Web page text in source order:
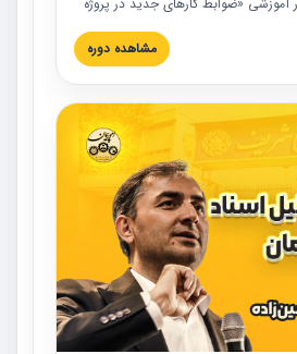
تخلفات و راه حل ها با نگرش قراردادی
شرکت های ساختمانی کشور ارائه شد.
تجربیات عملی ارائه شده است.
مشاهده دوره